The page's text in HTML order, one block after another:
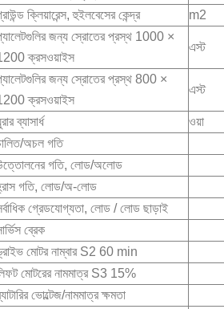
ক্লিয়ারেন্স, হুইলবেসের কেন্দ্র
m2
জন্য স্রোতের প্রস্থ 1000 ×
ক্রসওয়াইস
এস্ট
জন্য স্রোতের প্রস্থ 800 ×
ক্রসওয়াইস
এস্ট
ব্যাসার্ধ ওয়া
অচল গতি
গতি, লোড/অলোড
গতি, লোড/অ-লোড
গ্রেডযোগ্যতা, লোড / লোড ছাড়াই
ব্রেক
মোটর নাম্বার S2 60 min
মোটরের নামমাত্র S3 15%
ভোল্টেজ/নামমাত্র ক্ষমতা